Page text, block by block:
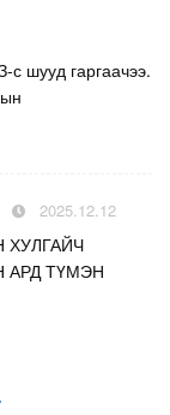
шууд гаргаачээ.
2025.12.12
ХУЛГАЙЧ
АРД ТҮМЭН